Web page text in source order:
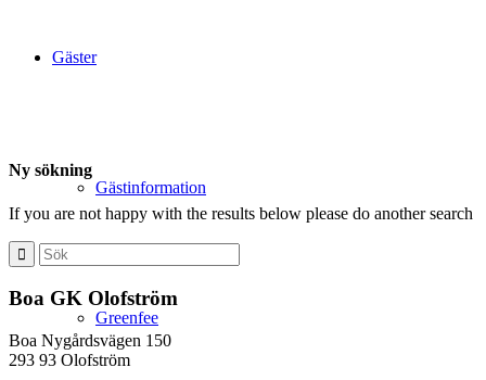
Gäster
Gästinformation
Greenfee
Ny sökning
If you are not happy with the results below please do another search
Boa GK Olofström
Boa Nygårdsvägen 150
293 93 Olofström